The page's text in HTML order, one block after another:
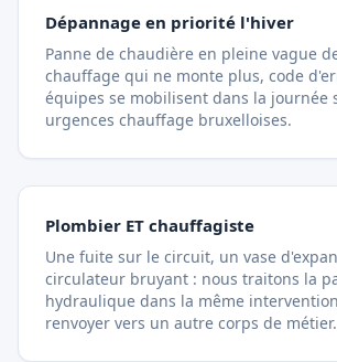
Dépannage en priorité l'hiver
Panne de chaudière en pleine vague
chauffage qui ne monte plus, code
équipes se mobilisent dans la journée
urgences chauffage bruxelloises.
Plombier ET chauffagiste
Une fuite sur le circuit, un vase
circulateur bruyant : nous traitons la
hydraulique dans la même
renvoyer vers un autre corps de métier.